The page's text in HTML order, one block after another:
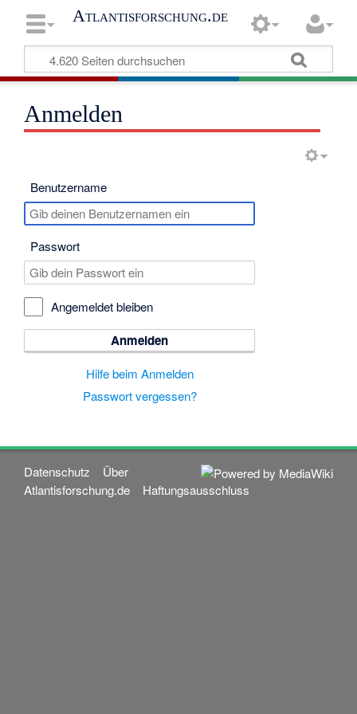
Atlantisforschung.de
Anmelden
Benutzername
Passwort
Angemeldet bleiben
Anmelden
Hilfe beim Anmelden
Passwort vergessen?
Datenschutz
Über
Atlantisforschung.de
Haftungsausschluss